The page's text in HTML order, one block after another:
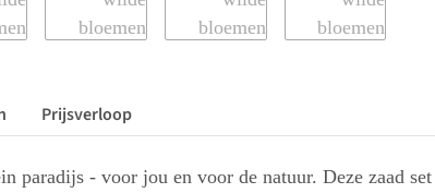
Prijsverloop
paradijs - voor jou en voor de natuur. Deze zaad